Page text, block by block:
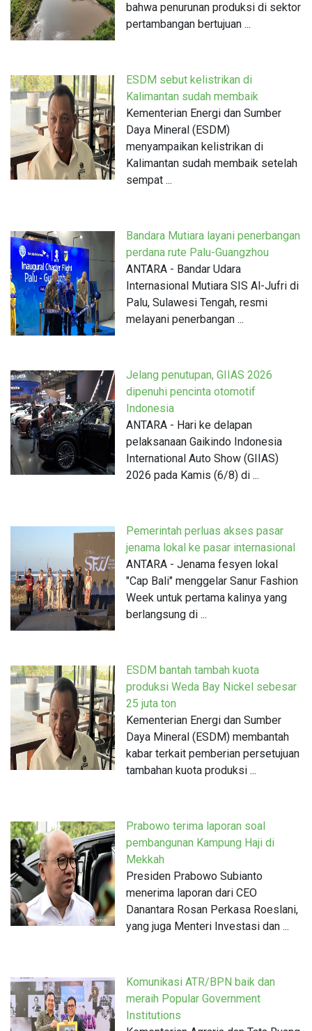
bahwa penurunan produksi di sektor
pertambangan bertujuan ...
ESDM sebut kelistrikan di
Kalimantan sudah membaik
Kementerian Energi dan Sumber
Daya Mineral (ESDM)
menyampaikan kelistrikan di
Kalimantan sudah membaik setelah
sempat ...
Bandara Mutiara layani penerbangan
perdana rute Palu-Guangzhou
ANTARA - Bandar Udara
Internasional Mutiara SIS Al-Jufri di
Palu, Sulawesi Tengah, resmi
melayani penerbangan ...
Jelang penutupan, GIIAS 2026
dipenuhi pencinta otomotif
Indonesia
ANTARA - Hari ke delapan
pelaksanaan Gaikindo Indonesia
International Auto Show (GIIAS)
2026 pada Kamis (6/8) di ...
Pemerintah perluas akses pasar
jenama lokal ke pasar internasional
ANTARA - Jenama fesyen lokal
"Cap Bali" menggelar Sanur Fashion
Week untuk pertama kalinya yang
berlangsung di ...
ESDM bantah tambah kuota
produksi Weda Bay Nickel sebesar
25 juta ton
Kementerian Energi dan Sumber
Daya Mineral (ESDM) membantah
kabar terkait pemberian persetujuan
tambahan kuota produksi ...
Prabowo terima laporan soal
pembangunan Kampung Haji di
Mekkah
Presiden Prabowo Subianto
menerima laporan dari CEO
Danantara Rosan Perkasa Roeslani,
yang juga Menteri Investasi dan ...
Komunikasi ATR/BPN baik dan
meraih Popular Government
Institutions